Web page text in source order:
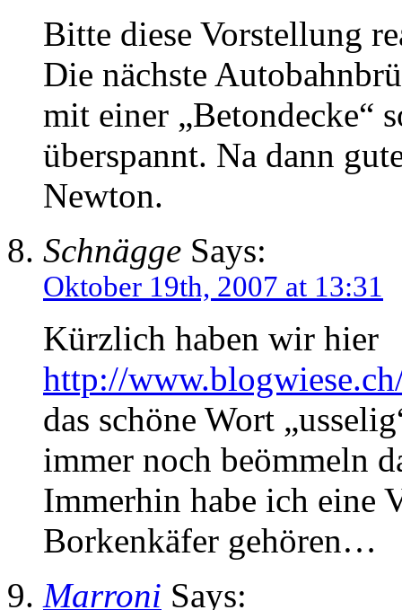
Bitte diese Vorstellung
Die nächste
mit einer „Betondecke“
überspannt. Na dann
Newton.
Schnägge Says:
Oktober 19th, 2007 at 13:31
Kürzlich haben wir hier
http://
das schöne Wort
immer noch beömmeln
Immerhin habe ich eine
Borkenkäfer gehören…
Marroni Says: